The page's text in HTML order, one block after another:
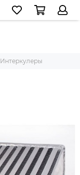
Интеркулеры